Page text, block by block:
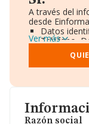
Razón social
A través del
desde
Datos
Teléfono,
Informe
Gráficos
Consejo de
Accionistas.
Artículos de
Ver más